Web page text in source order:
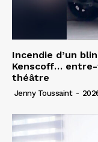
Incendie d’un
Kenscoff… entre-
théâtre
Jenny Toussaint -